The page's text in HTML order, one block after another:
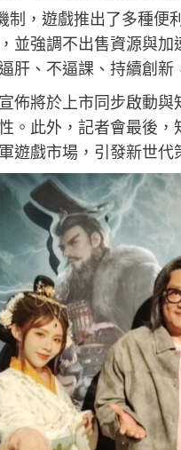
制，遊戲推出了多種
並強調不出售資源與
肝、不逼課、持續創新
佈將於上市同步啟動
。此外，記者會最後
遊戲市場，引發新世代